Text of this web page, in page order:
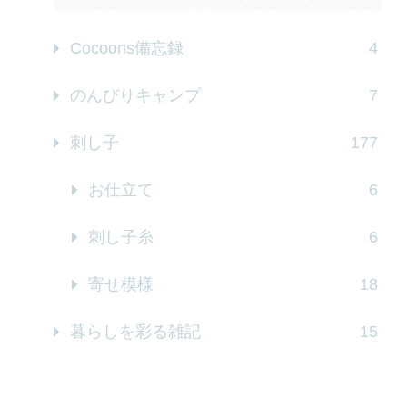
Cocoons備忘録 4
のんびりキャンプ 7
刺し子 177
お仕立て 6
刺し子糸 6
寄せ模様 18
暮らしを彩る雑記 15